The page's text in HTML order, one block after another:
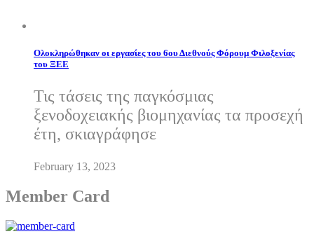
Ολοκληρώθηκαν οι εργασίες του 6ου Διεθνούς Φόρουμ Φιλοξενίας
του ΞΕΕ
Τις τάσεις της παγκόσμιας
ξενοδοχειακής βιομηχανίας τα προσεχή
έτη, σκιαγράφησε
February 13, 2023
Member Card